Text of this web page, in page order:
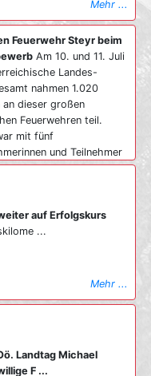
Mehr ...
Feuerwehr Steyr beim
Am 10. und 11. Juli
Landes-
nahmen 1.020
dieser großen
Feuerwehren teil.
mit fünf
und Teilnehmer
und stellten ihr Können
zwölf Feuerwehr-
in
hatten noch einen
Teilnehmerinnen und
auf Erfolgskurs
...
Mehr ...
Landtag Michael
F ...